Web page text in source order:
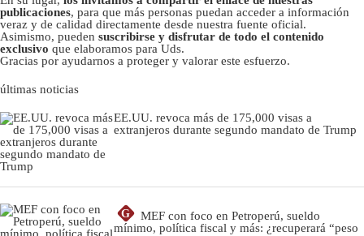
publicaciones, para que más personas puedan acceder a información
veraz y de calidad directamente desde nuestra fuente oficial.
Asimismo, pueden suscribirse y disfrutar de todo el contenido
exclusivo que elaboramos para Uds.
Gracias por ayudarnos a proteger y valorar este esfuerzo.
últimas noticias
EE.UU. revoca más de 175,000 visas a
extranjeros durante segundo mandato de Trump
G
MEF con foco en Petroperú, sueldo
mínimo, política fiscal y más: ¿recuperará “peso